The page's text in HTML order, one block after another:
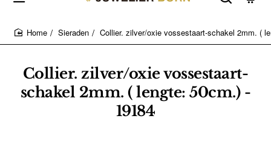
Collier. zilver/oxie vossestaart-
schakel 2mm. ( lengte: 50cm.) -
19184
Sieraden Collier. zilver/oxie vossestaart-schakel 2mm. (